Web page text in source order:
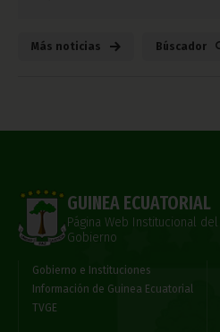
Más noticias Búscador
GUINEA ECUATORIAL
Página Web Institucional del
Gobierno
Gobierno e Instituciones
Información de Guinea Ecuatorial
TVGE